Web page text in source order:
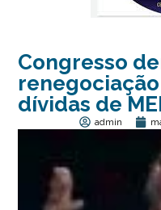
Congresso
dívidas de
admin